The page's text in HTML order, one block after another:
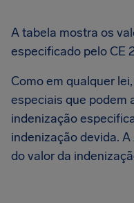
A tabela mostra os
especificado pelo CE
Como em qualquer
especiais que podem
indenização
indenização devida.
do valor da